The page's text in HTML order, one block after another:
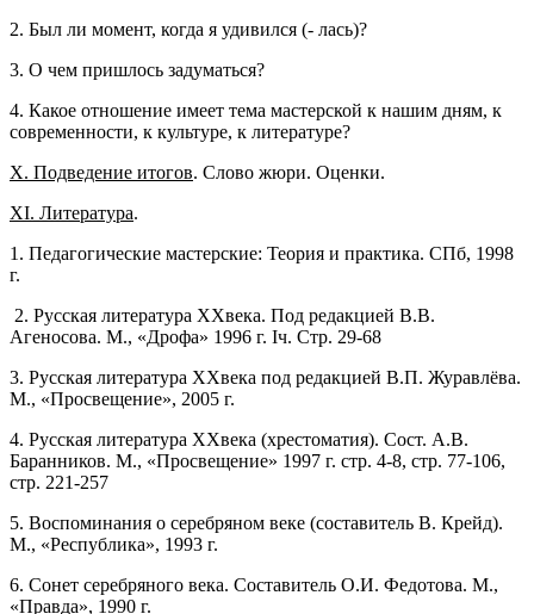
2. Был ли момент, когда я удивился (- лась)?
3. О чем пришлось задуматься?
4. Какое отношение имеет тема мастерской к нашим дням, к
современности, к культуре, к литературе?
X. Подведение итогов. Слово жюри. Оценки.
XI. Литература.
1. Педагогические мастерские: Теория и практика. СПб, 1998
г.
2. Русская литература XXвека. Под редакцией В.В.
Агеносова. М., «Дрофа» 1996 г. Iч. Стр. 29-68
3. Русская литература XXвека под редакцией В.П. Журавлёва.
М., «Просвещение», 2005 г.
4. Русская литература XXвека (хрестоматия). Сост. А.В.
Баранников. М., «Просвещение» 1997 г. стр. 4-8, стр. 77-106,
стр. 221-257
5. Воспоминания о серебряном веке (составитель В. Крейд).
М., «Республика», 1993 г.
6. Сонет серебряного века. Составитель О.И. Федотова. М.,
«Правда», 1990 г.